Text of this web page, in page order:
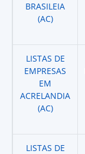
BRASILEIA
(AC)
LISTAS DE
EMPRESAS
EM
ACRELANDIA
(AC)
LISTAS DE